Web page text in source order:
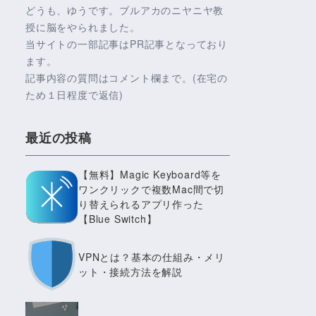
どうも、ゆうです。ブルアカのニヤニヤ教
授に脳をやられました。
当サイトの一部記事はPR記事となっており
ます。
記事内容の質問はコメント欄まで。(在宅の
ため１日程度で返信)
最近の投稿
【無料】Magic Keyboard等を
ワンクリックで複数Mac間で切
り替えられるアプリ作った
【Blue Switch】
VPNとは？基本の仕組み・メリ
ット・接続方法を解説